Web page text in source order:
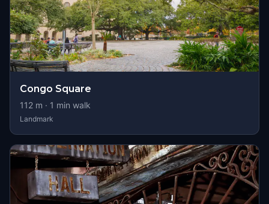
Congo Square
112 m · 1 min walk
Landmark